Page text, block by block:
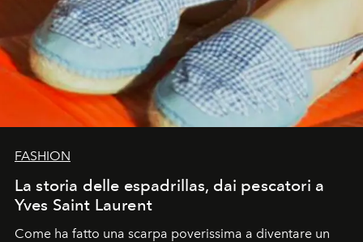
FASHION
La storia delle espadrillas, dai pescatori a
Yves Saint Laurent
Come ha fatto una scarpa poverissima a diventare un